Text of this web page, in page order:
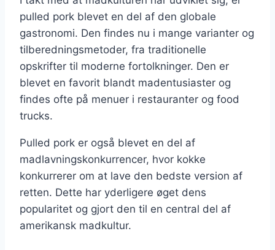
pulled pork blevet en del af den globale
gastronomi. Den findes nu i mange varianter og
tilberedningsmetoder, fra traditionelle
opskrifter til moderne fortolkninger. Den er
blevet en favorit blandt madentusiaster og
findes ofte på menuer i restauranter og food
trucks.
Pulled pork er også blevet en del af
madlavningskonkurrencer, hvor kokke
konkurrerer om at lave den bedste version af
retten. Dette har yderligere øget dens
popularitet og gjort den til en central del af
amerikansk madkultur.